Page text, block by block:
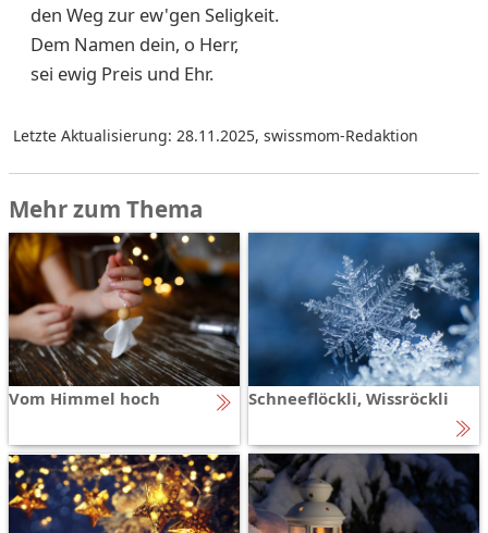
den Weg zur ew'gen Seligkeit.
Dem Namen dein, o Herr,
sei ewig Preis und Ehr.
Letzte Aktualisierung: 28.11.2025, swissmom-Redaktion
Mehr zum Thema
Vom Himmel hoch Schneeflöckli, Wissröckli